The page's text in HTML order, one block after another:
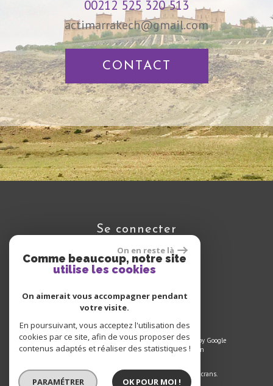
On en reste là
Comme beaucoup, notre site
utilise les cookies
On aimerait vous accompagner pendant
votre visite.
En poursuivant, vous acceptez l'utilisation des
cookies par ce site, afin de vous proposer des
contenus adaptés et réaliser des statistiques !
PARAMÉTRER OK POUR MOI !
00212 525 320 513
actimarrakech@gmail.com
CONTACT
se connecter
Espace propriétaire
© 2021 | Tous droits réservés | Traduction powered by Google
Plan du site-Mentions légales-Liens-Admin
un seul site adaptable à tous les types d'écrans.